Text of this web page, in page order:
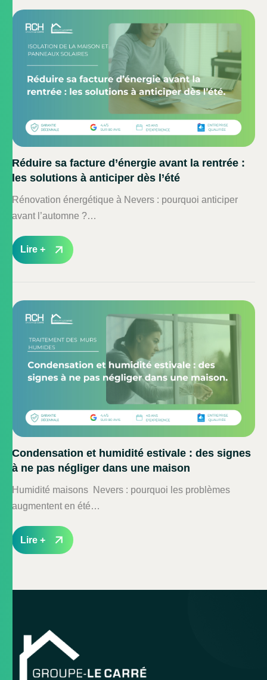
Réduire sa facture d’énergie avant la rentrée :
les solutions à anticiper dès l’été
Rénovation énergétique à Nevers : pourquoi anticiper
avant l’automne ?…
Lire +
Condensation et humidité estivale : des signes
à ne pas négliger dans une maison
Humidité maisons Nevers : pourquoi les problèmes
augmentent en été…
Lire +